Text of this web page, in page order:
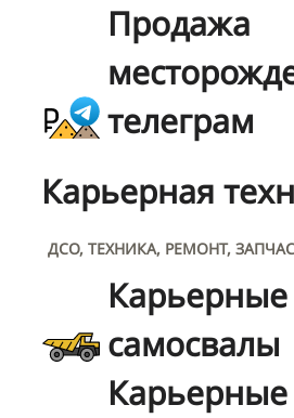
Продажа
телеграм
Карьерная
ДСО, ТЕХНИКА, РЕМОНТ,
Карьерные
самосвалы
Карьерные